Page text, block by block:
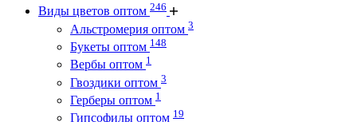
Виды цветов оптом 246
Альстромерия оптом 3
Букеты оптом 148
Вербы оптом 1
Гвоздики оптом 3
Герберы оптом 1
Гипсофилы оптом 19